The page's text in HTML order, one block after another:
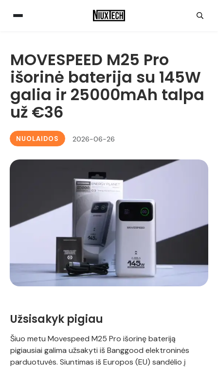
MOVESPEED M25 Pro
išorinė baterija su 145W
galia ir 25000mAh talpa
už €36
NUOLAIDOS 2026-06-26
Užsisakyk pigiau
Šiuo metu Movespeed M25 Pro išorinę bateriją
pigiausiai galima užsakyti iš Banggood elektroninės
parduotuvės. Siuntimas iš Europos (EU) sandėlio į